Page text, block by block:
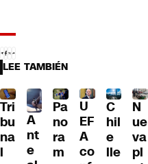
LEE TAMBIÉN
Tri
bu
na
l
A
nt
e
Pa
no
ra
m
U
EF
A
co
C
hil
e
lle
N
ue
va
pl